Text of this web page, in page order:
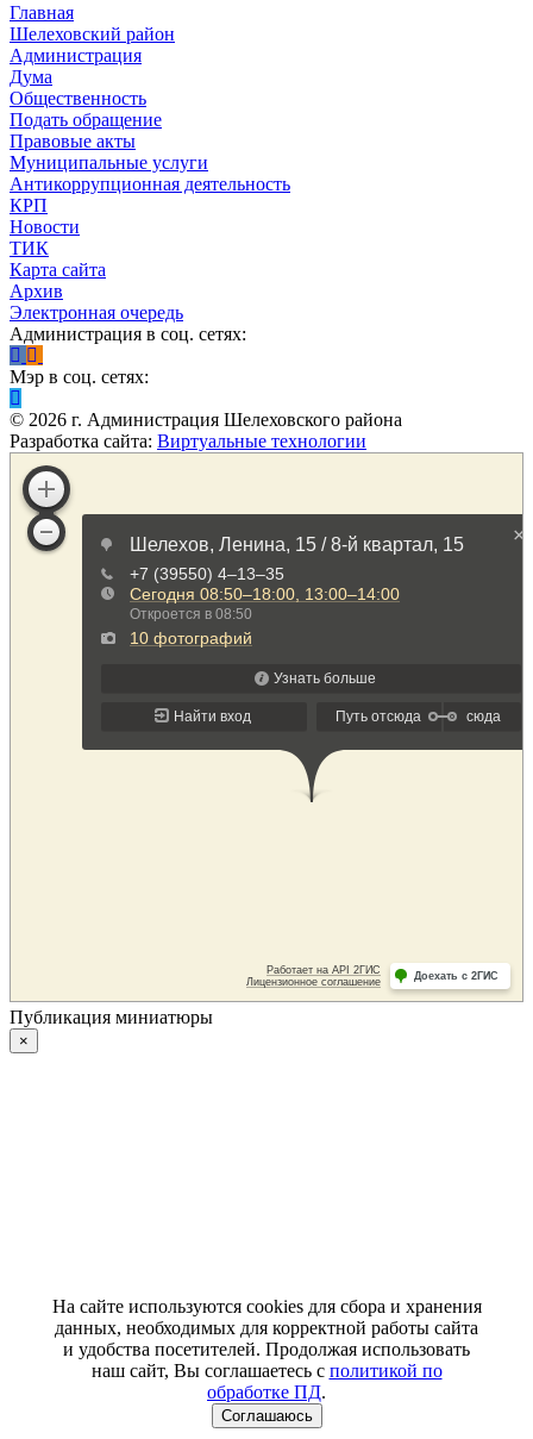
Главная
Шелеховский район
Администрация
Дума
Общественность
Подать обращение
Правовые акты
Муниципальные услуги
Антикоррупционная деятельность
КРП
Новости
ТИК
Карта сайта
Архив
Электронная очередь
Администрация в соц. сетях:
Мэр в соц. сетях:
© 2026 г. Администрация Шелеховского района
Разработка сайта: Виртуальные технологии
Публикация миниатюры
×
На сайте используются cookies для сбора и хранения
данных, необходимых для корректной работы сайта
и удобства посетителей. Продолжая использовать
наш сайт, Вы соглашаетесь с политикой по
обработке ПД.
Соглашаюсь